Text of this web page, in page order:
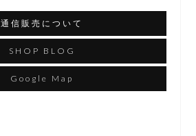
通信販売について
SHOP BLOG
Google Map